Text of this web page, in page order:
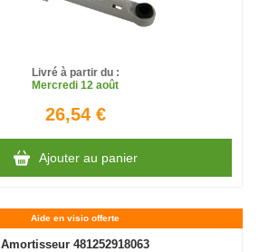
Livré à partir du :
Mercredi 12 août
26,54 €
Ajouter au panier
Aide en visio offerte
Amortisseur 481252918063